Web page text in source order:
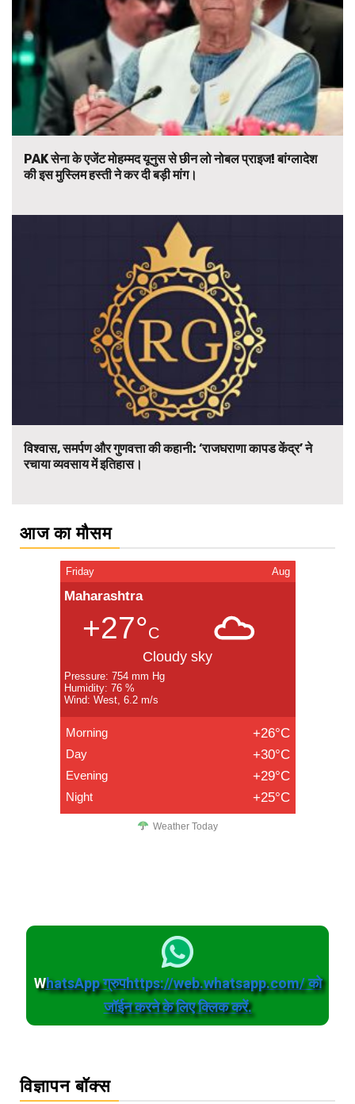
PAK सेना के एजेंट मोहम्मद यूनुस से छीन लो नोबल प्राइज! बांग्लादेश
की इस मुस्लिम हस्ती ने कर दी बड़ी मांग।
विश्वास, समर्पण और गुणवत्ता की कहानी: ‘राजघराणा कापड केंद्र’ ने
रचाया व्यवसाय में इतिहास।
आज का मौसम
Friday Aug
Maharashtra
+27°C
Cloudy sky
Pressure: 754 mm Hg
Humidity: 76 %
Wind: West, 6.2 m/s
Morning +26°C
Day +30°C
Evening +29°C
Night +25°C
Weather Today
WhatsApp ग्रुपhttps://web.whatsapp.com/ को
जॉईन करने के लिए क्लिक करें.
विज्ञापन बॉक्स